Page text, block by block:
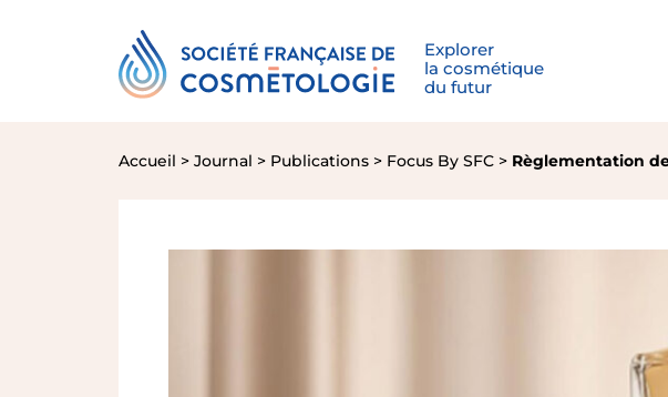
Explorer
la cosmétique
du futur
Accueil Journal Publications Focus By SFC Règlementation